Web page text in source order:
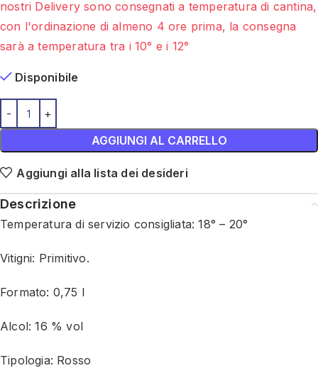
nostri Delivery sono consegnati a temperatura di cantina,
con l'ordinazione di almeno 4 ore prima, la consegna
sarà a temperatura tra i 10° e i 12°
Disponibile
AGGIUNGI AL CARRELLO
Aggiungi alla lista dei desideri
Descrizione
Temperatura di servizio consigliata: 18° – 20°
Vitigni: Primitivo.
Formato: 0,75 l
Alcol: 16 % vol
Tipologia: Rosso